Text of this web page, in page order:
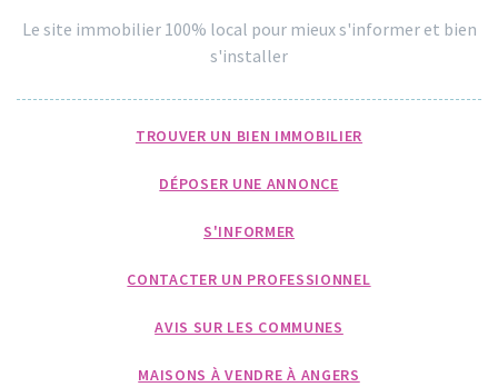
Le site immobilier 100% local pour mieux s'informer et bien
s'installer
TROUVER UN BIEN IMMOBILIER
DÉPOSER UNE ANNONCE
S'INFORMER
CONTACTER UN PROFESSIONNEL
AVIS SUR LES COMMUNES
MAISONS À VENDRE À ANGERS